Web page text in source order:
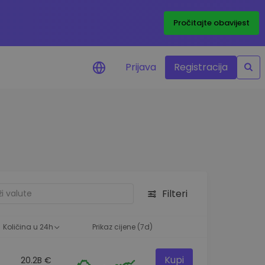
Pročitajte obavijest
Prijava Registracija
Filteri
Količina u 24h Prikaz cijene (7d)
20.2B € Kupi